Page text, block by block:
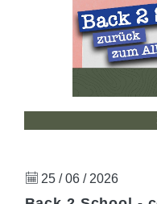
25 / 06 / 2026